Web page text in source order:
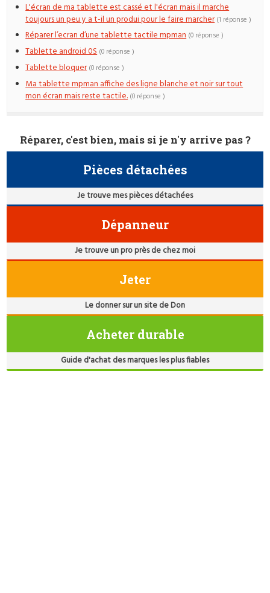
L'écran de ma tablette est cassé et l'écran mais il marche
toujours un peu y a t-il un produi pour le faire marcher (1 réponse )
Réparer l’ecran d’une tablette tactile mpman (0 réponse )
Tablette android 0S (0 réponse )
Tablette bloquer (0 réponse )
Ma tablette mpman affiche des ligne blanche et noir sur tout
mon écran mais reste tactile. (0 réponse )
Réparer, c'est bien, mais si je n'y arrive pas ?
Pièces détachées
Je trouve mes pièces détachées
Dépanneur
Je trouve un pro près de chez moi
Jeter
Le donner sur un site de Don
Acheter durable
Guide d'achat des marques les plus fiables